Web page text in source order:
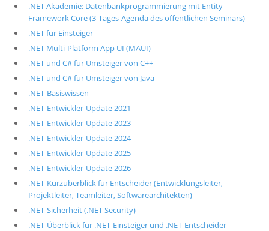
.NET Akademie: Datenbankprogrammierung mit Entity
Framework Core (3-Tages-Agenda des öffentlichen Seminars)
.NET für Einsteiger
.NET Multi-Platform App UI (MAUI)
.NET und C# für Umsteiger von C++
.NET und C# für Umsteiger von Java
.NET-Basiswissen
.NET-Entwickler-Update 2021
.NET-Entwickler-Update 2023
.NET-Entwickler-Update 2024
.NET-Entwickler-Update 2025
.NET-Entwickler-Update 2026
.NET-Kurzüberblick für Entscheider (Entwicklungsleiter,
Projektleiter, Teamleiter, Softwarearchitekten)
.NET-Sicherheit (.NET Security)
.NET-Überblick für .NET-Einsteiger und .NET-Entscheider